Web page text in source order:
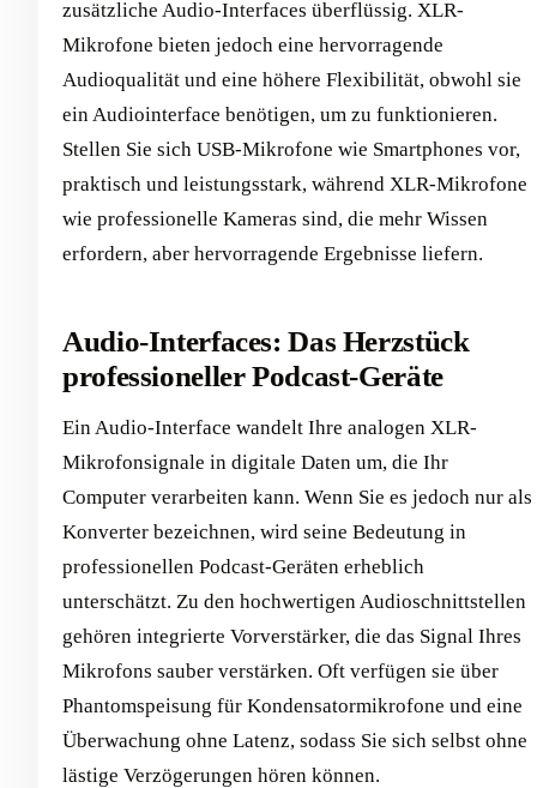
zusätzliche Audio-Interfaces überflüssig. XLR-
Mikrofone bieten jedoch eine hervorragende
Audioqualität und eine höhere Flexibilität, obwohl sie
ein Audiointerface benötigen, um zu funktionieren.
Stellen Sie sich USB-Mikrofone wie Smartphones vor,
praktisch und leistungsstark, während XLR-Mikrofone
wie professionelle Kameras sind, die mehr Wissen
erfordern, aber hervorragende Ergebnisse liefern.
Audio-Interfaces: Das Herzstück
professioneller Podcast-Geräte
Ein Audio-Interface wandelt Ihre analogen XLR-
Mikrofonsignale in digitale Daten um, die Ihr
Computer verarbeiten kann. Wenn Sie es jedoch nur als
Konverter bezeichnen, wird seine Bedeutung in
professionellen Podcast-Geräten erheblich
unterschätzt. Zu den hochwertigen Audioschnittstellen
gehören integrierte Vorverstärker, die das Signal Ihres
Mikrofons sauber verstärken. Oft verfügen sie über
Phantomspeisung für Kondensatormikrofone und eine
Überwachung ohne Latenz, sodass Sie sich selbst ohne
lästige Verzögerungen hören können.